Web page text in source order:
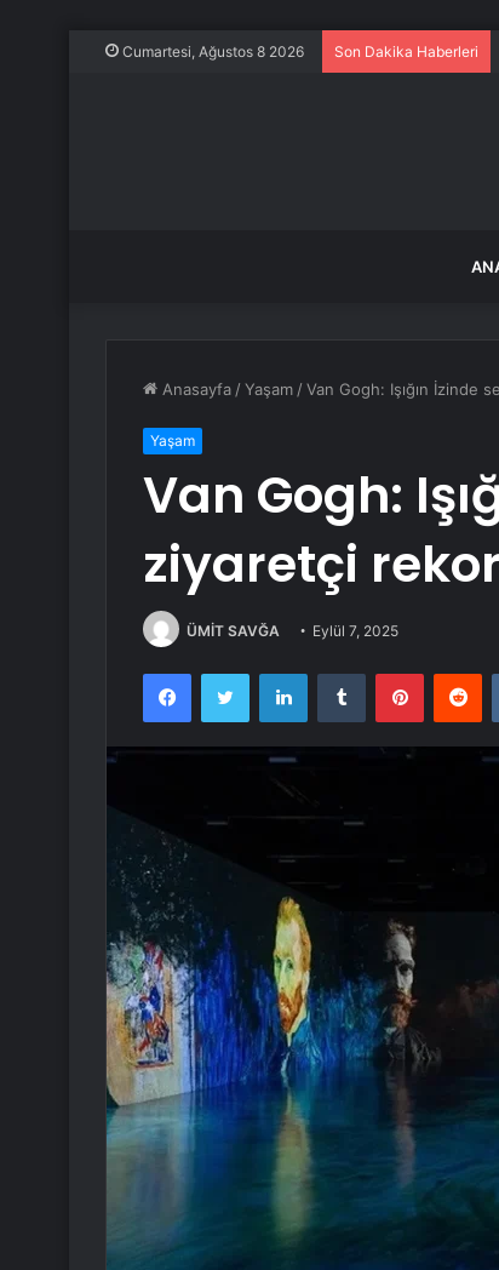
Cumartesi, Ağustos 8 2026 Son Dakika Haberleri
Anasayfa /Yaşam /Van Gogh: Işığın İzinde
Yaşam
Van Gogh:
ziyaretçi
ÜMİT SAVĞA Eylül 7, 2025
FacebookTwitter LinkedInTumblr Pinterest